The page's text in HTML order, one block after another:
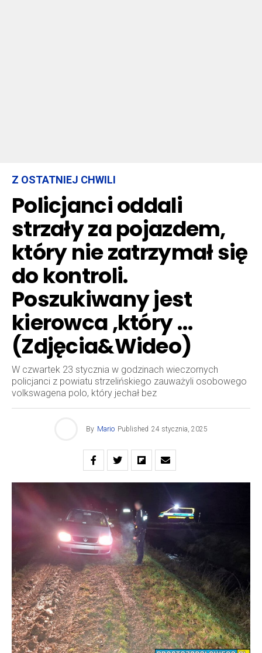
Z OSTATNIEJ CHWILI
Policjanci oddali
strzały za pojazdem,
który nie zatrzymał się
do kontroli.
Poszukiwany jest
kierowca ,który …
(Zdjęcia&Wideo)
W czwartek 23 stycznia w godzinach wieczornych
policjanci z powiatu strzelińskiego zauważyli osobowego
volkswagena polo, który jechał bez
By Mario Published 24 stycznia, 2025